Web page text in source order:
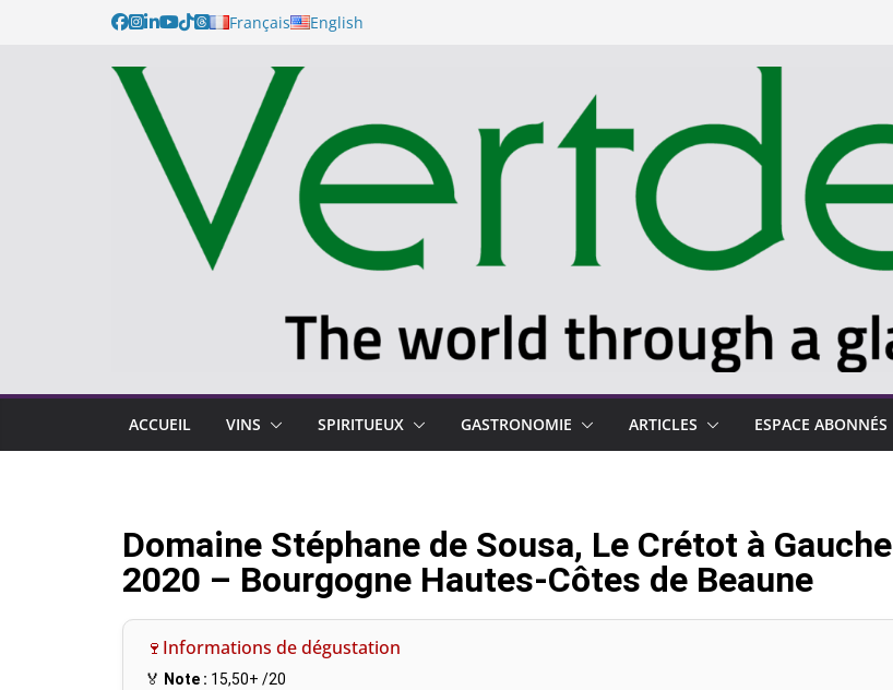
Français English
ACCUEIL VINS SPIRITUEUX GASTRONOMIE ARTICLES ESPACE ABONNÉS
Domaine Stéphane de Sousa, Le Crétot à Gauche
2020 – Bourgogne Hautes-Côtes de Beaune
🍷Informations de dégustation
🏅 Note : 15,50+ /20